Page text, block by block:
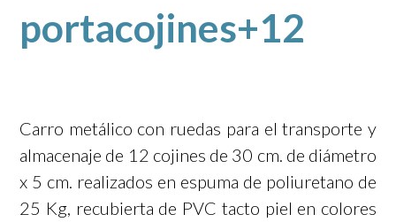
portacojines+12
Carro metálico con ruedas para el transporte y
almacenaje de 12 cojines de 30 cm. de diámetro
x 5 cm. realizados en espuma de poliuretano de
25 Kg, recubierta de PVC tacto piel en colores